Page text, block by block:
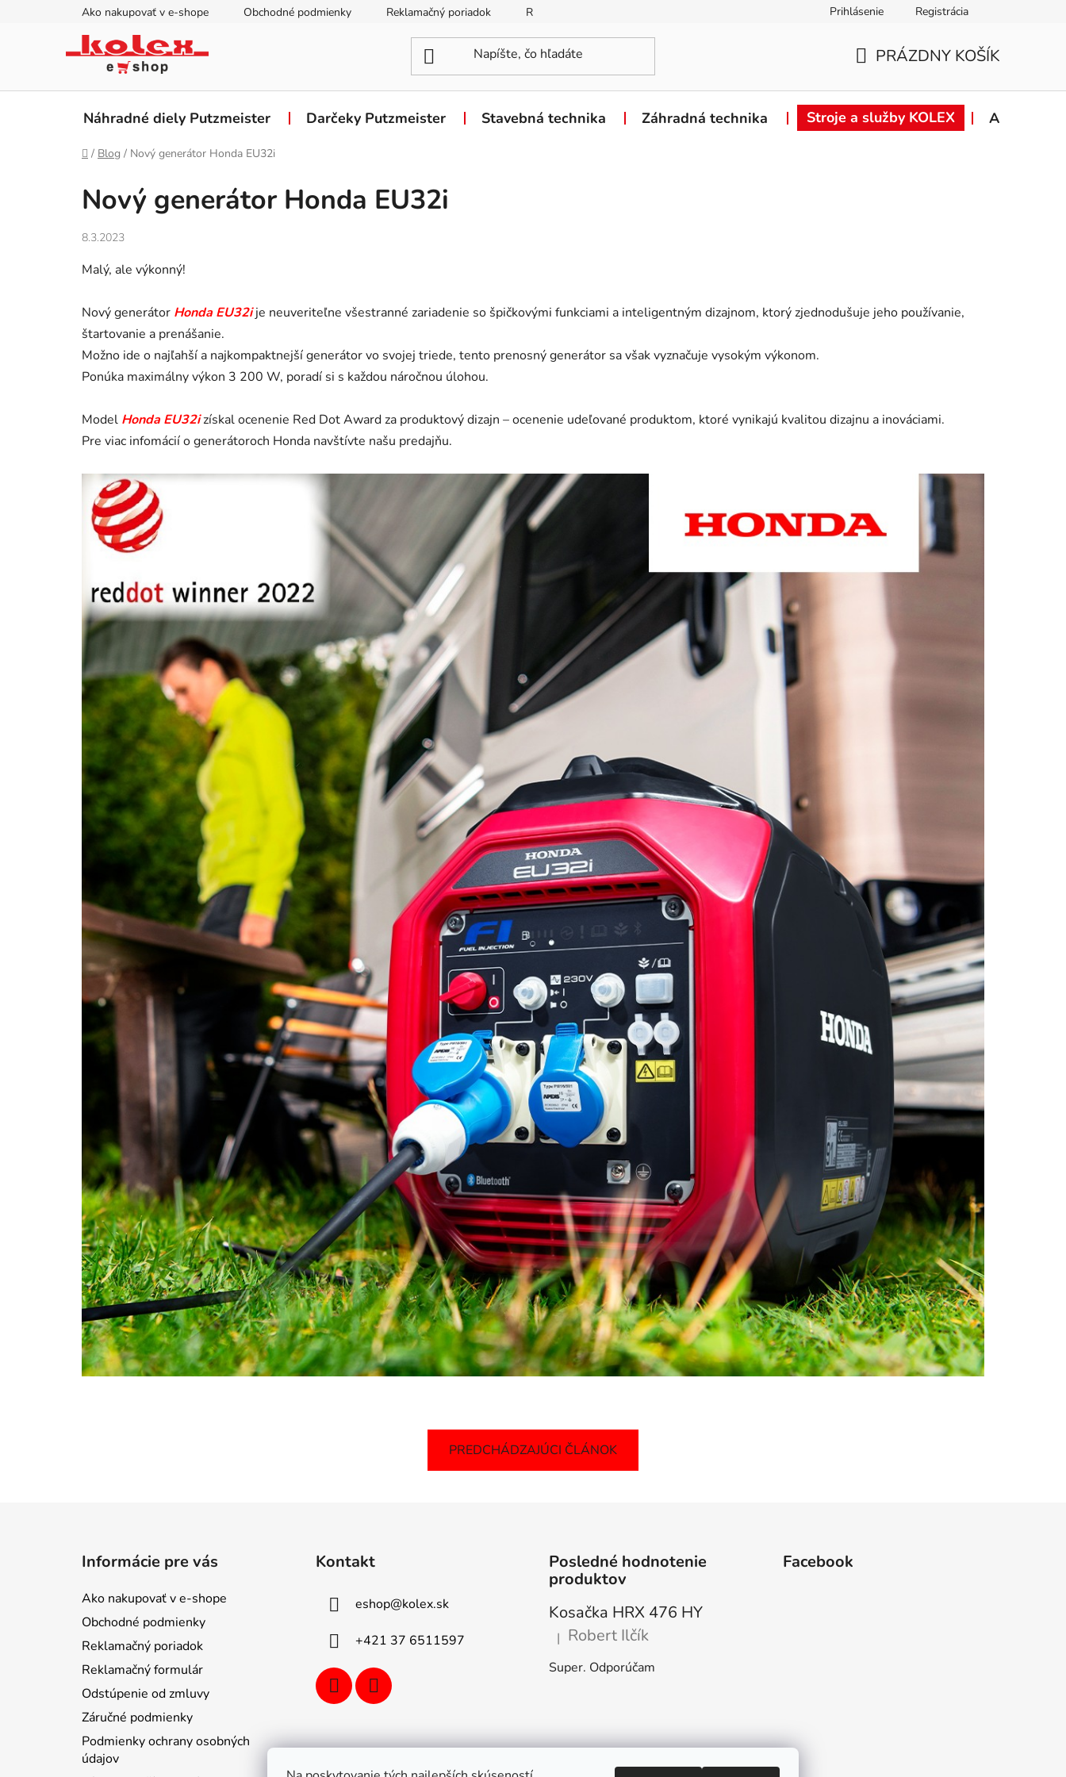
Ako nakupovať v e-shope Obchodné podmienky Reklamačný poriadok Reklamačný formulár Záručné podmienky Podmienky ochrany
Prihlásenie Registrácia
KOŠÍK
PRÁZDNY KOŠÍK
Náhradné diely Putzmeister Darčeky Putzmeister Stavebná technika Záhradná technika Stroje a služby KOLEX Akcie
Domov
/ Blog / Nový generátor Honda EU32i
Nový generátor Honda EU32i
8.3.2023
Malý, ale výkonný!
Nový generátor Honda EU32ije neuveriteľne všestranné zariadenie so špičkovými funkciami a inteligentným dizajnom, ktorý zjednodušuje jeho používanie,
štartovanie a prenášanie.
Možno ide o najľahší a najkompaktnejší generátor vo svojej triede, tento prenosný generátor sa však vyznačuje vysokým výkonom.
Ponúka maximálny výkon 3 200 W, poradí si s každou náročnou úlohou.
Model Honda EU32izískal ocenenie Red Dot Award za produktový dizajn – ocenenie udeľované produktom, ktoré vynikajú kvalitou dizajnu a inováciami.
Pre viac infomácií o generátoroch Honda navštívte našu predajňu.
PREDCHÁDZAJÚCI ČLÁNOK
Informácie pre vás
Ako nakupovať v e-shope
Obchodné podmienky
Reklamačný poriadok
Reklamačný formulár
Odstúpenie od zmluvy
Záručné podmienky
Podmienky ochrany osobných
údajov
Kontakt
eshop@kolex.sk
+421 37 6511597
Posledné hodnotenie
produktov
Kosačka HRX 476 HY
Hodnotenie produktu je 5 z 5 hviezdičiek.
| Robert Ilčík
Super. Odporúčam
Facebook